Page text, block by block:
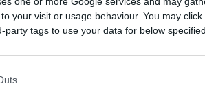
your visit or usage behaviour. You may
tags to use your data for below